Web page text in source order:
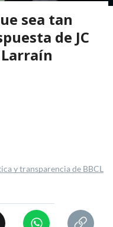
sea tan
de JC
y transparencia de BBCL